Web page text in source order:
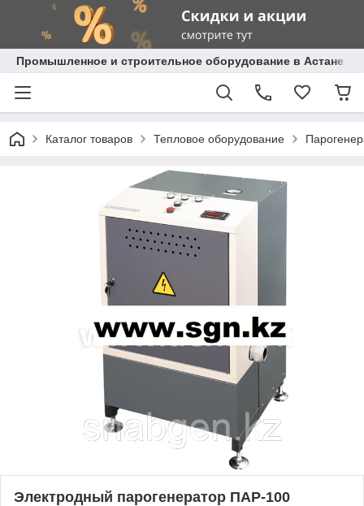
Промышленное и строительное оборудование в Астане с
Каталог товаров Тепловое оборудование
Электродный парогенератор ПАР-100